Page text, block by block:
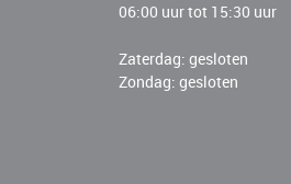
06:00 uur tot 15:30 uur
Zaterdag: gesloten
Zondag: gesloten